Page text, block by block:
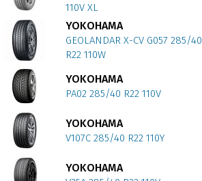
110V XL
YOKOHAMA
GEOLANDAR X-CV G057 285/40
R22 110W
YOKOHAMA
PA02 285/40 R22 110V
YOKOHAMA
V107C 285/40 R22 110Y
YOKOHAMA